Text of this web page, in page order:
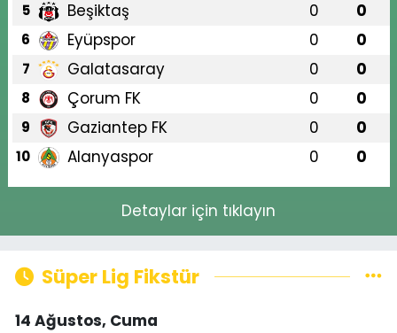
5 Beşiktaş 0 0
6 Eyüpspor 0 0
7 Galatasaray 0 0
8 Çorum FK 0 0
9 Gaziantep FK 0 0
10 Alanyaspor 0 0
Detaylar için tıklayın
Süper Lig Fikstür
14 Ağustos, Cuma